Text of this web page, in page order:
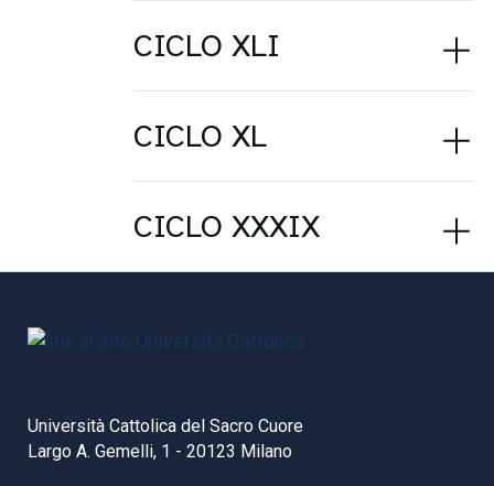
CICLO XLI
CICLO XL
CICLO XXXIX
Università Cattolica del Sacro Cuore
Largo A. Gemelli, 1 - 20123 Milano